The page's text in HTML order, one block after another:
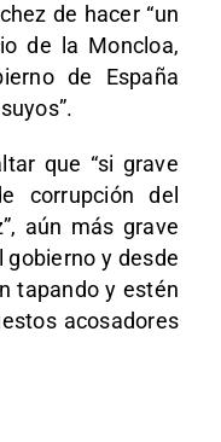
de hacer “un
de la Moncloa,
de España
que “si grave
corrupción del
aún más grave
gobierno y desde
tapando y estén
acosadores